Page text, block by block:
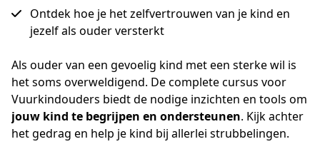
Ontdek hoe je het zelfvertrouwen van je kind en
jezelf als ouder versterkt
Als ouder van een gevoelig kind met een sterke wil is
het soms overweldigend. De complete cursus voor
jouw kind te begrijpen en ondersteunen. Kijk achter
het gedrag en help je kind bij allerlei strubbelingen.